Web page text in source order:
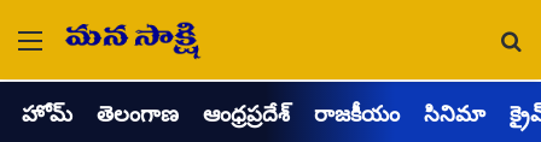
Menu
హోమ్ తెలంగాణ ఆంధ్రప్రదేశ్ రాజకీయం సినిమా